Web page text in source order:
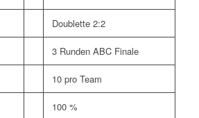
Doublette 2:2
3 Runden ABC Finale
10 pro Team
100 %